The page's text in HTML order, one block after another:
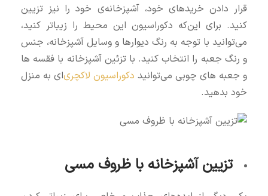
قرار دادن خریدهای خود، آشپزخانه‌ی خود را نیز تزیین
کنید. برای این‌که دکوراسیون این محیط را زیباتر کنید،
می‌توانید با توجه به رنگ دیوارها و وسایل آشپزخانه، جنس
و رنگ جعبه را انتخاب کنید. با تزئین آشپزخانه با فقسه ها
و جعبه های چوبی می‌توانید دکوراسیون لاکچری‌ای به منزل
خود بدهید.
تزیین آشپزخانه با ظروف مسی